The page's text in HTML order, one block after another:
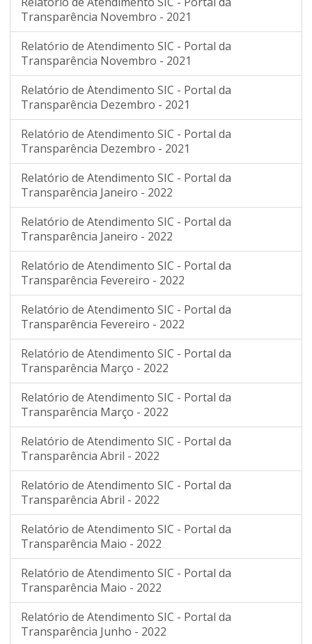
Transparência Novembro - 2021
Relatório de Atendimento SIC - Portal da
Transparência Novembro - 2021
Relatório de Atendimento SIC - Portal da
Transparência Dezembro - 2021
Relatório de Atendimento SIC - Portal da
Transparência Dezembro - 2021
Relatório de Atendimento SIC - Portal da
Transparência Janeiro - 2022
Relatório de Atendimento SIC - Portal da
Transparência Janeiro - 2022
Relatório de Atendimento SIC - Portal da
Transparência Fevereiro - 2022
Relatório de Atendimento SIC - Portal da
Transparência Fevereiro - 2022
Relatório de Atendimento SIC - Portal da
Transparência Março - 2022
Relatório de Atendimento SIC - Portal da
Transparência Março - 2022
Relatório de Atendimento SIC - Portal da
Transparência Abril - 2022
Relatório de Atendimento SIC - Portal da
Transparência Abril - 2022
Relatório de Atendimento SIC - Portal da
Transparência Maio - 2022
Relatório de Atendimento SIC - Portal da
Transparência Maio - 2022
Relatório de Atendimento SIC - Portal da
Transparência Junho - 2022